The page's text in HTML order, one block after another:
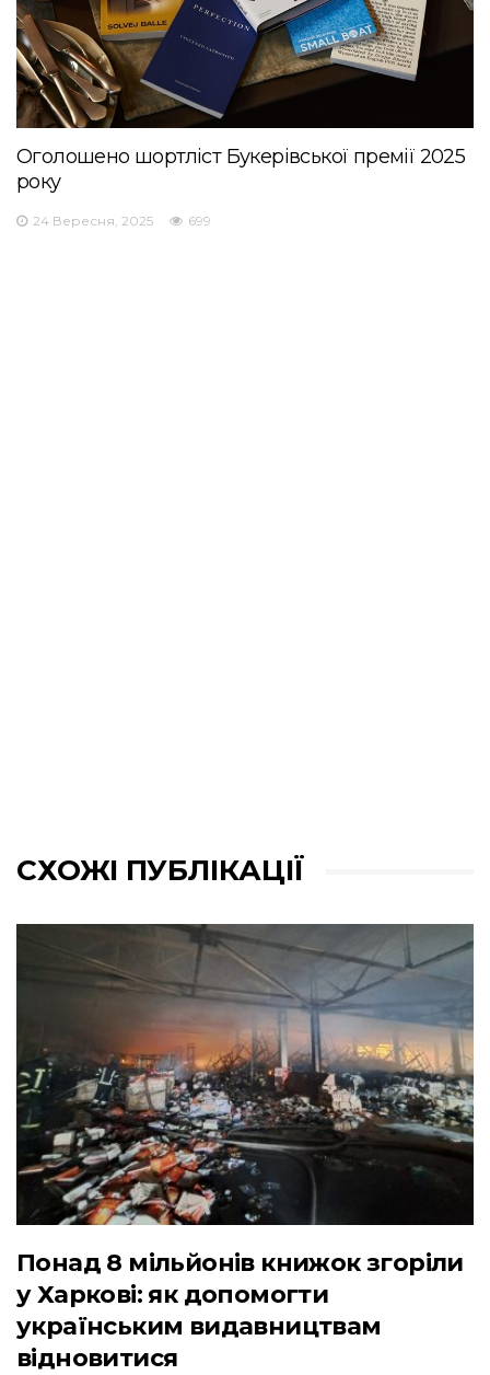
Оголошено шортліст Букерівської премії 2025
року
24 Вересня, 2025 699
СХОЖІ ПУБЛІКАЦІЇ
Понад 8 мільйонів книжок згоріли
у Харкові: як допомогти
українським видавництвам
відновитися